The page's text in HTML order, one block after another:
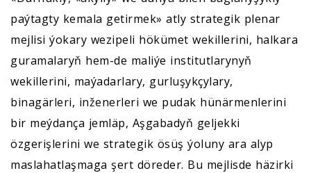
paýtagty kemala getirmek» atly strategik plenar
mejlisi ýokary wezipeli hökümet wekillerini, halkara
guramalaryň hem-de maliýe institutlarynyň
wekillerini, maýadarlary, gurluşykçylary,
binagärleri, inženerleri we pudak hünärmenlerini
bir meýdança jemläp, Aşgabadyň geljekki
özgerişlerini we strategik ösüş ýoluny ara alyp
maslahatlaşmaga şert döreder. Bu mejlisde häzirki